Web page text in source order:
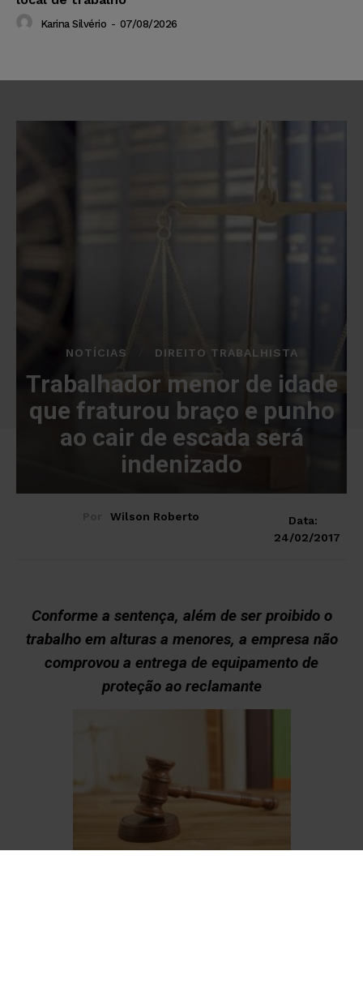
Karina Silvério - 07/08/2026